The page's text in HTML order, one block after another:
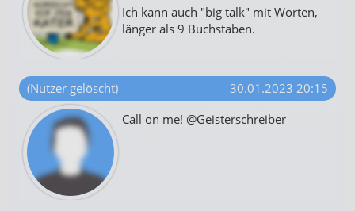
Ich kann auch "big talk" mit Worten,
länger als 9 Buchstaben.
(Nutzer gelöscht)
30.01.2023 20:15
Call on me! @Geisterschreiber